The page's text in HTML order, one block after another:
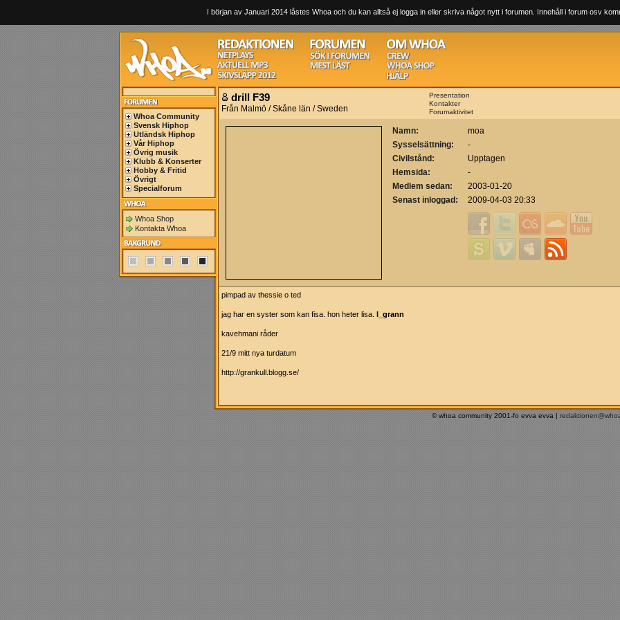
I början av Januari 2014 låstes Whoa och du kan alltså ej logga in eller skriva något nytt i forumen. Innehåll i forum osv
Whoa Community
Svensk Hiphop
Utländsk Hiphop
Vår Hiphop
Övrig musik
Klubb & Konserter
Hobby & Fritid
Övrigt
Specialforum
Whoa Shop
Kontakta Whoa
drill F39
Från Malmö / Skåne län / Sweden
Presentation
Kontakter
Forumaktivitet
Namn:
moa
Sysselsättning:
-
Civilstånd:
Upptagen
Hemsida:
-
Medlem sedan:
2003-01-20
Senast inloggad:
2009-04-03 20:33
pimpad av thessie o ted
jag har en syster som kan fisa. hon heter lisa. l_grann
kavehmani råder
21/9 mitt nya turdatum
http://grankull.blogg.se/
© whoa community 2001-fo evva evva |